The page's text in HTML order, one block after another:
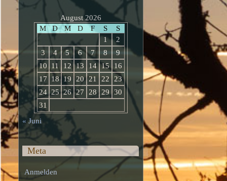
August 2026
M
D M D F S
S
1
2
3
4 5 6 7 8
9
10
11 12 13 14 15
16
17
18 19 20 21 22
23
24 25 26 27 28 29
30
31
« Juni
Meta
Anmelden